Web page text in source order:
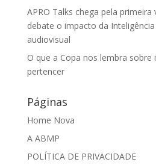
APRO Talks chega pela primeira
debate o impacto da
audiovisual
O que a Copa nos lembra sobre
pertencer
Páginas
Home Nova
A ABMP
POLÍTICA DE PRIVACIDADE